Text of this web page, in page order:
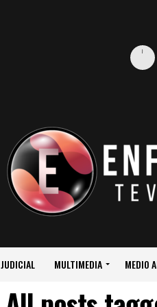
JUDICIAL MULTIMEDIA MEDIO